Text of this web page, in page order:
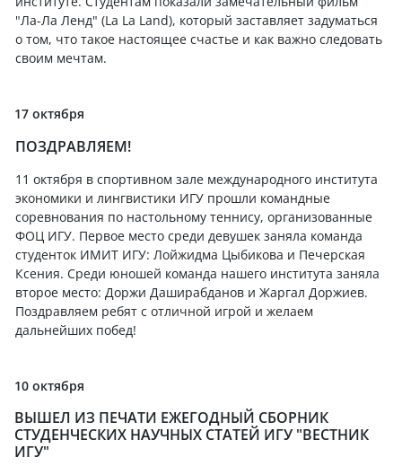
"Ла-Ла Ленд" (La La Land), который заставляет задуматься
о том, что такое настоящее счастье и как важно следовать
своим мечтам.
17 октября
ПОЗДРАВЛЯЕМ!
11 октября в спортивном зале международного института
экономики и лингвистики ИГУ прошли командные
соревнования по настольному теннису, организованные
ФОЦ ИГУ. Первое место среди девушек заняла команда
студенток ИМИТ ИГУ: Лойжидма Цыбикова и Печерская
Ксения. Среди юношей команда нашего института заняла
второе место: Доржи Даширабданов и Жаргал Доржиев.
Поздравляем ребят с отличной игрой и желаем
дальнейших побед!
10 октября
ВЫШЕЛ ИЗ ПЕЧАТИ ЕЖЕГОДНЫЙ СБОРНИК
СТУДЕНЧЕСКИХ НАУЧНЫХ СТАТЕЙ ИГУ "ВЕСТНИК
ИГУ"